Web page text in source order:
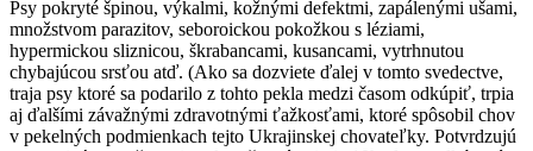
Psy pokryté špinou, výkalmi, kožnými defektmi, zapálenými ušami,
množstvom parazitov, seboroickou pokožkou s léziami,
hypermickou sliznicou, škrabancami, kusancami, vytrhnutou
chybajúcou srsťou atď. (Ako sa dozviete ďalej v tomto svedectve,
traja psy ktoré sa podarilo z tohto pekla medzi časom odkúpiť, trpia
aj ďalšími závažnými zdravotnými ťažkosťami, ktoré spôsobil chov
v pekelných podmienkach tejto Ukrajinskej chovateľky. Potvrdzujú